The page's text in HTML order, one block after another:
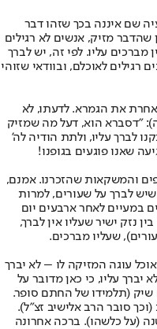
שם איננה בכך שזהו דבר
שהדבר מזיק, אנשים לא רגילים
מברכים עליו. לפי זה, יש לברך
רגילים לאוכלם, ובוודאי שזוהי
את הגמרא. לדעתו, לא
"דסברא הוא, דעל מה שמזיק
לברך עליו, ולתת הודיה לה'
שאנו פוגעים בגופנו!
והמשקאות שהזכרנו. אמנם,
לברך על שעורים, למרות
במעיים לאחר ארבעים יום
נזק ישיר שעליו אין לברך,
שעליו מברכים.
עוגה המזיקה לו – לא יברך
יברך עליו, כי כאן מדובר על
שיק (תלמידו של החתם סופר.
סובר הרב אלישיב זצ"ל).
(על כלשהו). ברכה אחרונה